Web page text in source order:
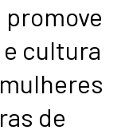
promove
cultura
de